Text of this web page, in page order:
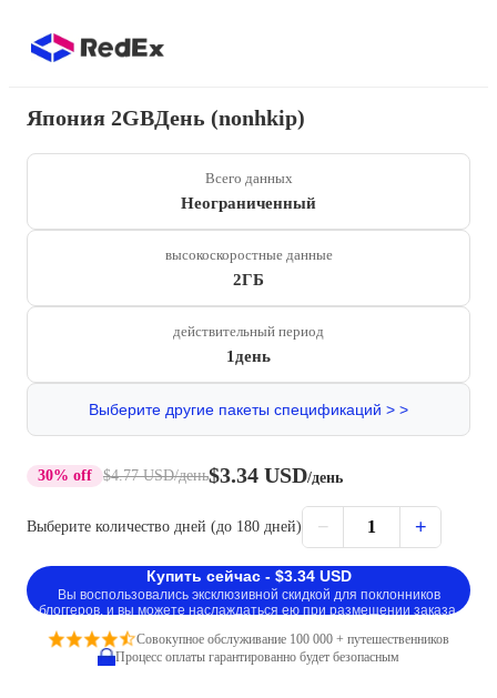
Япония 2GBДень (nonhkip)
Всего данных
Неограниченный
высокоскоростные данные
2ГБ
действительный период
1день
Выберите другие пакеты спецификаций > >
30% off $4.77 USD/день$3.34 USD/день
Выберите количество дней (до 180 дней) − 1 +
Купить сейчас - $3.34 USD
Вы воспользовались эксклюзивной скидкой для поклонников
блоггеров, и вы можете наслаждаться ею при размещении заказа.
Совокупное обслуживание 100 000 + путешественников
Процесс оплаты гарантированно будет безопасным